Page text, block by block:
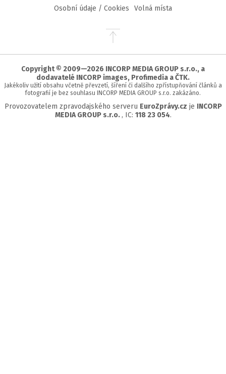
Osobní údaje / Cookies
Volná místa
Přejít
stránky
Copyright © 2009—2026 INCORP MEDIA GROUP s.r.o., a
dodavatelé INCORP images, Profimedia a ČTK.
Jakékoliv užití obsahu včetně převzetí, šíření či dalšího zpřístupňování článků a
fotografií je bez souhlasu INCORP MEDIA GROUP s.r.o. zakázáno.
Provozovatelem zpravodajského serveru EuroZprávy.cz je INCORP
MEDIA GROUP s.r.o. , IC: 118 23 054.